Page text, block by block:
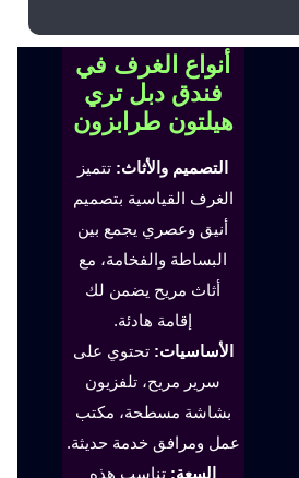
أنواع الغرف في
فندق دبل تري
هيلتون طرابزون
التصميم والأثاث: تتميز
الغرف القياسية بتصميم
أنيق وعصري يجمع بين
البساطة والفخامة، مع
أثاث مريح يضمن لك
إقامة هادئة.
الأساسيات: تحتوي على
سرير مريح، تلفزيون
بشاشة مسطحة، مكتب
عمل ومرافق خدمة حديثة.
السعة: تناسب هذه